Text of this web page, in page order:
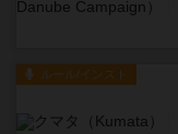
ルール/インスト